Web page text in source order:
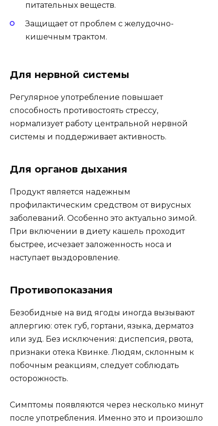
питательных веществ.
Защищает от проблем с желудочно-
кишечным трактом.
Для нервной системы
Регулярное употребление повышает
способность противостоять стрессу,
нормализует работу центральной нервной
системы и поддерживает активность.
Для органов дыхания
Продукт является надежным
профилактическим средством от вирусных
заболеваний. Особенно это актуально зимой.
При включении в диету кашель проходит
быстрее, исчезает заложенность носа и
наступает выздоровление.
Противопоказания
Безобидные на вид ягоды иногда вызывают
аллергию: отек губ, гортани, языка, дерматоз
или зуд. Без исключения: диспепсия, рвота,
признаки отека Квинке. Людям, склонным к
побочным реакциям, следует соблюдать
осторожность.
Симптомы появляются через несколько минут
после употребления. Именно это и произошло